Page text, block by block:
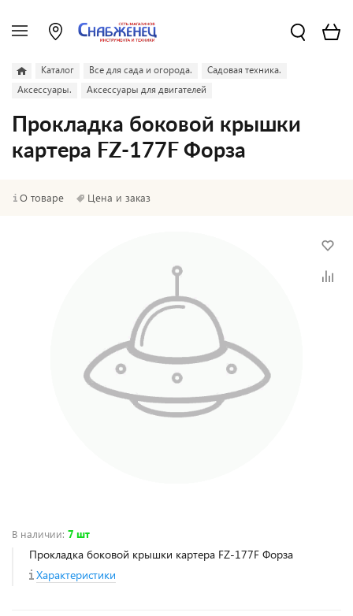
Каталог Все для сада и огорода.
Садовая техника.
Аксессуары.
Аксессуары для двигателей
Прокладка боковой крышки
картера FZ-177F Форза
О товаре Цена и заказ
В наличии: 7 шт
Прокладка боковой крышки картера FZ-177F Форза
Характеристики